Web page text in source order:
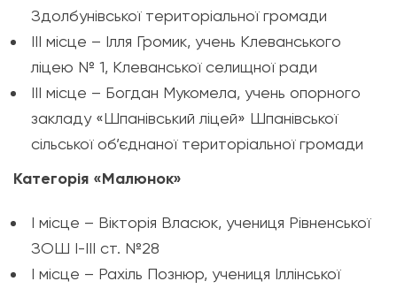
Здолбунівської територіальної громади
ІІІ місце – Ілля Громик, учень Клеванського
ліцею № 1, Клеванської селищної ради
ІІІ місце – Богдан Мукомела, учень опорного
закладу «Шпанівський ліцей» Шпанівської
сільської об’єднаної територіальної громади
Категорія «Малюнок»
І місце – Вікторія Власюк, учениця Рівненської
ЗОШ І-ІІІ ст. №28
І місце – Рахіль Познюр, учениця Іллінської